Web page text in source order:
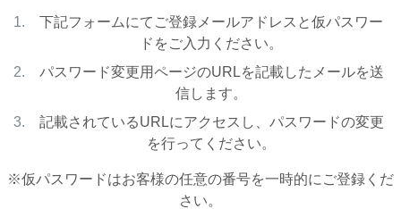
下記フォームにてご登録メールアドレスと仮パスワー
ドをご入力ください。
パスワード変更用ページのURLを記載したメールを送
信します。
記載されているURLにアクセスし、パスワードの変更
を行ってください。
※仮パスワードはお客様の任意の番号を一時的にご登録くだ
さい。